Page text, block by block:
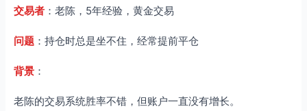
交易者 ：老陈，5年经验，黄金交易
问题 ：持仓时总是坐不住，经常提前平仓
背景 ：
老陈的交易系统胜率不错，但账户一直没有增长。